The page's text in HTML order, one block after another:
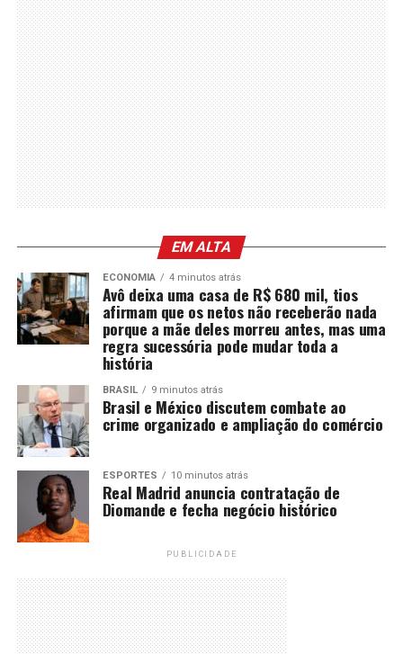
EM ALTA
ECONOMIA 4 minutos atrás
Avô deixa uma casa de R$ 680 mil, tios
afirmam que os netos não receberão nada
porque a mãe deles morreu antes, mas uma
regra sucessória pode mudar toda a
história
BRASIL 9 minutos atrás
Brasil e México discutem combate ao
crime organizado e ampliação do comércio
ESPORTES 10 minutos atrás
Real Madrid anuncia contratação de
Diomande e fecha negócio histórico
PUBLICIDADE